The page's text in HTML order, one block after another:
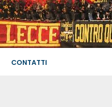
CONTATTI